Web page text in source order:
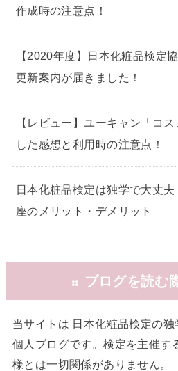
作成時の注意点！
【2020年度】日本化粧品検定
更新案内が届きました！
【レビュー】ユーキャン「コ
した感想と利用時の注意点！
日本化粧品検定は独学で大丈
座のメリット・デメリット
:: ブログを読む
当サイトは 日本化粧品検定の
個人ブログです。検定を主催す
様とは一切関係がありません。